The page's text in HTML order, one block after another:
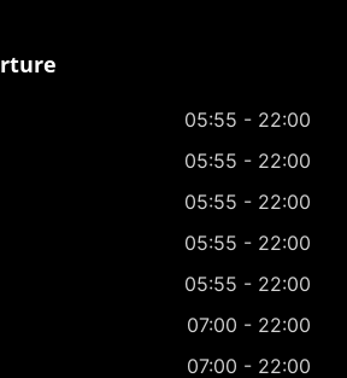
05:55 - 22:00
05:55 - 22:00
05:55 - 22:00
05:55 - 22:00
05:55 - 22:00
07:00 - 22:00
07:00 - 22:00